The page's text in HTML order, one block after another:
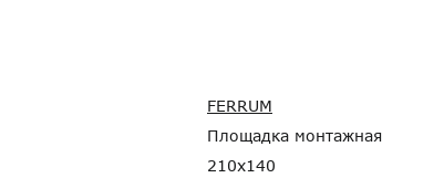
FERRUM
Площадка монтажная
210x140